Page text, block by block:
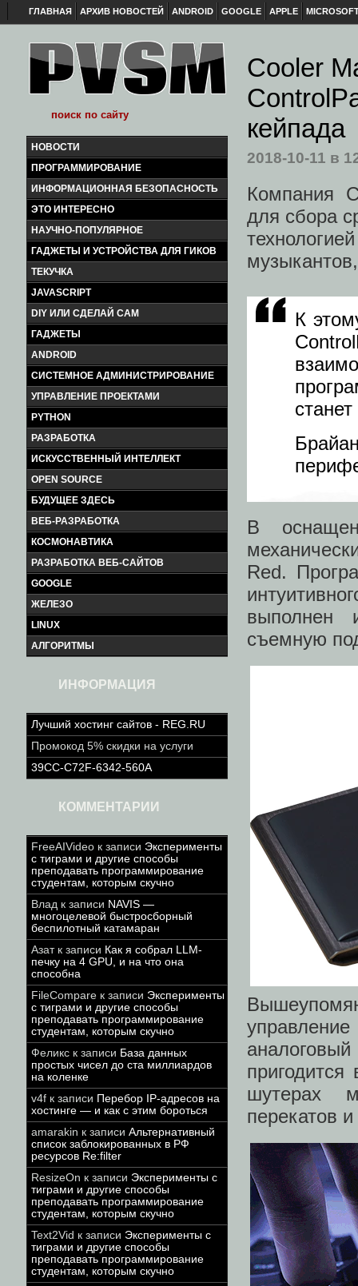
ГЛАВНАЯ АРХИВ НОВОСТЕЙ ANDROID GOOGLE APPLE
НОВОСТИ
ПРОГРАММИРОВАНИЕ
ИНФОРМАЦИОННАЯ БЕЗОПАСНОСТЬ
ЭТО ИНТЕРЕСНО
НАУЧНО-ПОПУЛЯРНОЕ
ГАДЖЕТЫ И УСТРОЙСТВА ДЛЯ ГИКОВ
ТЕКУЧКА
JAVASCRIPT
DIY ИЛИ СДЕЛАЙ САМ
ГАДЖЕТЫ
ANDROID
СИСТЕМНОЕ АДМИНИСТРИРОВАНИЕ
УПРАВЛЕНИЕ ПРОЕКТАМИ
PYTHON
РАЗРАБОТКА
ИСКУССТВЕННЫЙ ИНТЕЛЛЕКТ
OPEN SOURCE
БУДУЩЕЕ ЗДЕСЬ
ВЕБ-РАЗРАБОТКА
КОСМОНАВТИКА
РАЗРАБОТКА ВЕБ-САЙТОВ
GOOGLE
ЖЕЛЕЗО
LINUX
АЛГОРИТМЫ
ИНФОРМАЦИЯ
Лучший хостинг сайтов - REG.RU
Промокод 5% скидки на услуги
39CC-C72F-6342-560A
КОММЕНТАРИИ
FreeAIVideo к записи Эксперименты
с тиграми и другие способы
преподавать программирование
студентам, которым скучно
Влад к записи NAVIS —
многоцелевой быстросборный
беспилотный катамаран
Азатк записи Как я собрал LLM-
печку на 4 GPU, и на что она
способна
FileCompare к записи Эксперименты
с тиграми и другие способы
преподавать программирование
студентам, которым скучно
Феликс к записи База данных
простых чисел до ста миллиардов
на коленке
v4f к записи Перебор IP-адресов на
хостинге — и как с этим бороться
amarakin к записи Альтернативный
список заблокированных в РФ
ресурсов Re:filter
ResizeOn к записи Эксперименты с
тиграми и другие способы
преподавать программирование
студентам, которым скучно
Text2Vid к записи Эксперименты с
тиграми и другие способы
преподавать программирование
студентам, которым скучно
Cooler
кейпада
2018-10-11 в
Компания
для сбора
К
В
Red.
выполнен
съемную
шутерах
перекатов